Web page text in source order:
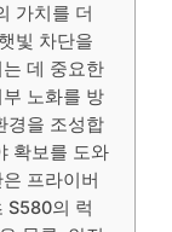
가치를 더
빛 차단을
데 중요한
노화를 방
경을 조성합
확보를 도와
프라이버
S580의 럭